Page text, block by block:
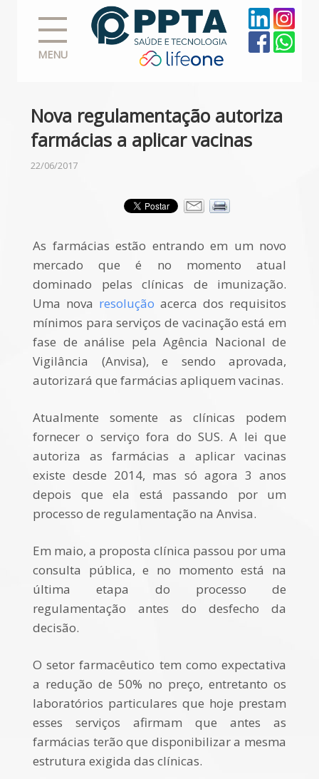
MENU
Nova regulamentação autoriza
farmácias a aplicar vacinas
22/06/2017
As farmácias estão entrando em um novo
mercado que é no momento atual
dominado pelas clínicas de imunização.
Uma nova resolução acerca dos requisitos
mínimos para serviços de vacinação está em
fase de análise pela Agência Nacional de
Vigilância (Anvisa), e sendo aprovada,
autorizará que farmácias apliquem vacinas.
Atualmente somente as clínicas podem
fornecer o serviço fora do SUS. A lei que
autoriza as farmácias a aplicar vacinas
existe desde 2014, mas só agora 3 anos
depois que ela está passando por um
processo de regulamentação na Anvisa.
Em maio, a proposta clínica passou por uma
consulta pública, e no momento está na
última etapa do processo de
regulamentação antes do desfecho da
decisão.
O setor farmacêutico tem como expectativa
a redução de 50% no preço, entretanto os
laboratórios particulares que hoje prestam
esses serviços afirmam que antes as
farmácias terão que disponibilizar a mesma
estrutura exigida das clínicas.